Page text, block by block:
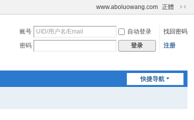
www.aboluowang.com 正體
切
到
账号 自动登录
找回密码
密码
登录 注册
快捷导航